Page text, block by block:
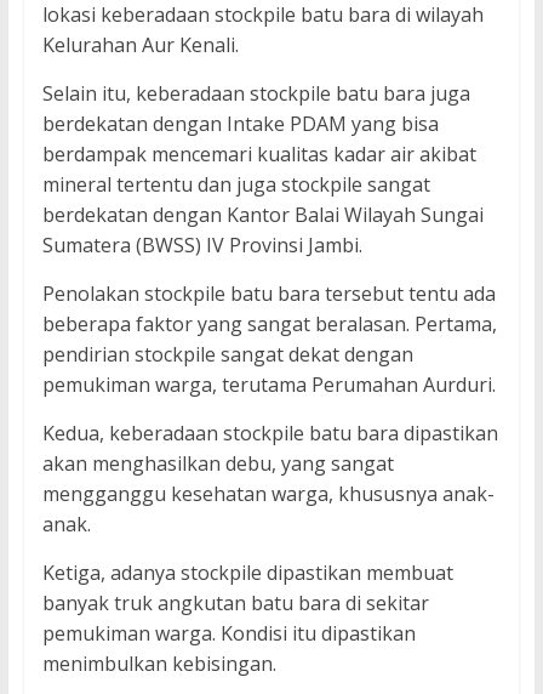
lokasi keberadaan stockpile batu bara di wilayah
Kelurahan Aur Kenali.
Selain itu, keberadaan stockpile batu bara juga
berdekatan dengan Intake PDAM yang bisa
berdampak mencemari kualitas kadar air akibat
mineral tertentu dan juga stockpile sangat
berdekatan dengan Kantor Balai Wilayah Sungai
Sumatera (BWSS) IV Provinsi Jambi.
Penolakan stockpile batu bara tersebut tentu ada
beberapa faktor yang sangat beralasan. Pertama,
pendirian stockpile sangat dekat dengan
pemukiman warga, terutama Perumahan Aurduri.
Kedua, keberadaan stockpile batu bara dipastikan
akan menghasilkan debu, yang sangat
mengganggu kesehatan warga, khususnya anak-
anak.
Ketiga, adanya stockpile dipastikan membuat
banyak truk angkutan batu bara di sekitar
pemukiman warga. Kondisi itu dipastikan
menimbulkan kebisingan.